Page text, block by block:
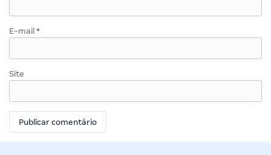
E-mail *
Site